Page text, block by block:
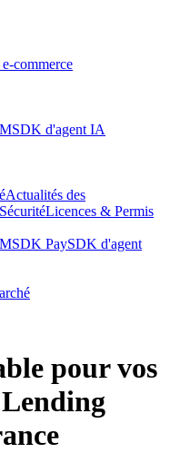
commerce
SDK d'agent IA
Actualités des
SécuritéLicences & Permis
SDK PaySDK d'agent
pour vos